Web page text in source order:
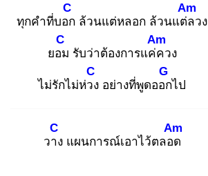
ทุกคำที่บอก
C
ล้วนแต่หลอก ล้วนแต่ล
Am
วง
ยอม
C
รับว่าต้องการแค่ค
Am
วง
ไม่รักไม่ห่วง
C
อย่างที่พูดออก
G
ไป
วาง
C
แผนการณ์เอาไว้ตลอด
Am